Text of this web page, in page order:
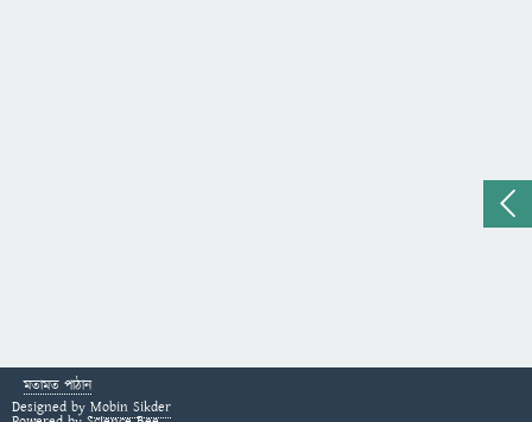
মতামত পাঠান
Designed by Mobin Sikder